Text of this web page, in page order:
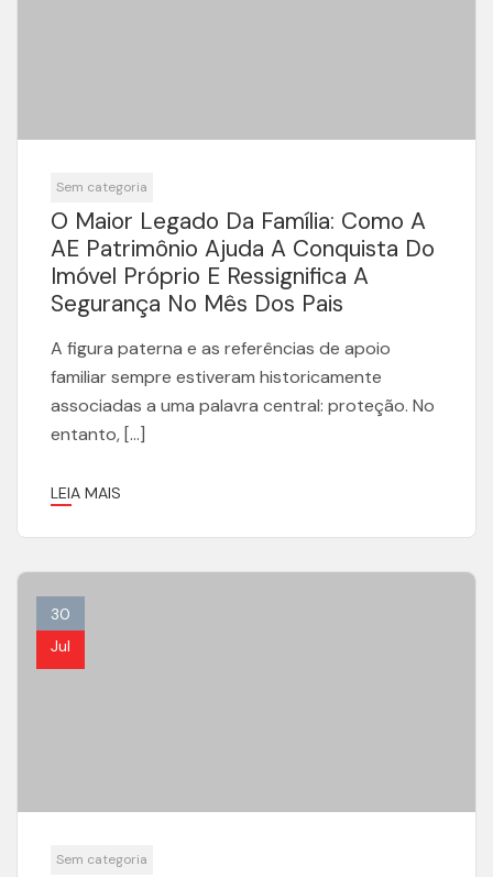
Sem categoria
O Maior Legado Da Família: Como A
AE Patrimônio Ajuda A Conquista Do
Imóvel Próprio E Ressignifica A
Segurança No Mês Dos Pais
A figura paterna e as referências de apoio
familiar sempre estiveram historicamente
associadas a uma palavra central: proteção. No
entanto, […]
LEIA MAIS
30
Jul
Sem categoria